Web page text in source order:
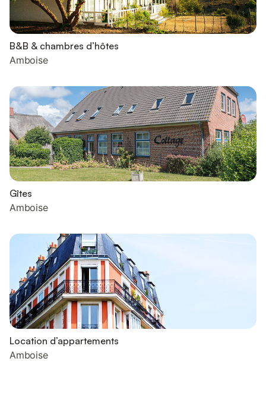
B&B & chambres d’hôtes
Amboise
Gîtes
Amboise
Location d’appartements
Amboise